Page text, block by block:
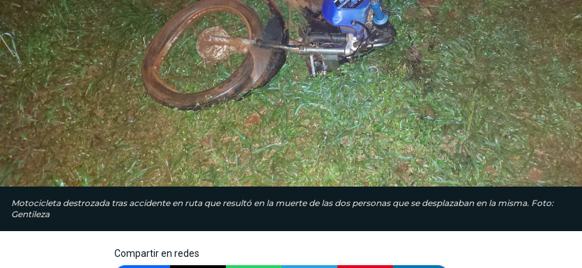
Motocicleta destrozada tras accidente en ruta que resultó en la muerte de las dos personas que se desplazaban en la misma. Foto:
Gentileza
Compartir en redes